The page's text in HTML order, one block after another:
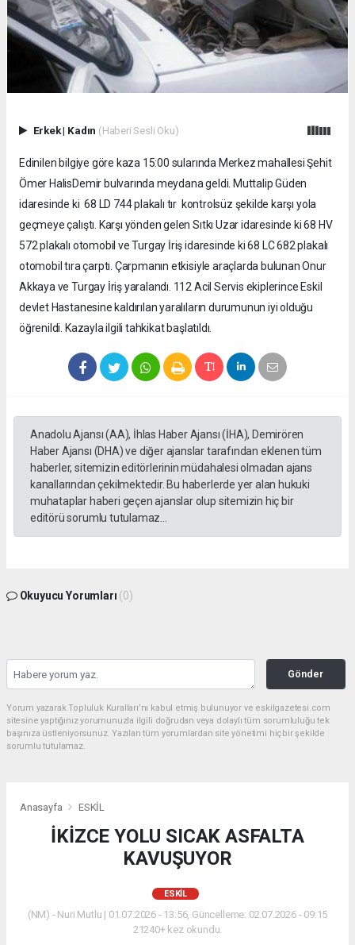
Erkek| Kadın (Haberi Sesli Oku)
Edinilen bilgiye göre kaza 15:00 sularında Merkez mahallesi Şehit
Ömer HalisDemir bulvarında meydana geldi. Muttalip Güden
idaresinde ki 68 LD 744 plakalı tır kontrolsüz şekilde karşı yola
geçmeye çalıştı. Karşı yönden gelen Sıtkı Uzar idaresinde ki 68 HV
572 plakalı otomobil ve Turgay İriş idaresinde ki 68 LC 682 plakalı
otomobil tıra çarptı. Çarpmanın etkisiyle araçlarda bulunan Onur
Akkaya ve Turgay İriş yaralandı. 112 Acil Servis ekiplerince Eskil
devlet Hastanesine kaldırılan yaralıların durumunun iyi olduğu
öğrenildi. Kazayla ilgili tahkikat başlatıldı.
Anadolu Ajansı (AA), İhlas Haber Ajansı (İHA), Demirören
Haber Ajansı (DHA) ve diğer ajanslar tarafından eklenen tüm
haberler, sitemizin editörlerinin müdahalesi olmadan ajans
kanallarından çekilmektedir. Bu haberlerde yer alan hukuki
muhataplar haberi geçen ajanslar olup sitemizin hiç bir
editörü sorumlu tutulamaz...
Okuyucu Yorumları (0)
Gönder
Yorum yazarak Topluluk Kuralları’nı kabul etmiş bulunuyor ve eskilgazetesi.com
sitesine yaptığınız yorumunuzla ilgili doğrudan veya dolaylı tüm sorumluluğu tek
başınıza üstleniyorsunuz. Yazılan tüm yorumlardan site yönetimi hiçbir şekilde
sorumlu tutulamaz.
Anasayfa ESKİL
İKİZCE YOLU SICAK ASFALTA
KAVUŞUYOR
ESKİL
(NM) - Nuri Mutlu | 01.07.2026 - 13:56, Güncelleme: 02.07.2026 - 09:15
21240+ kez okundu.